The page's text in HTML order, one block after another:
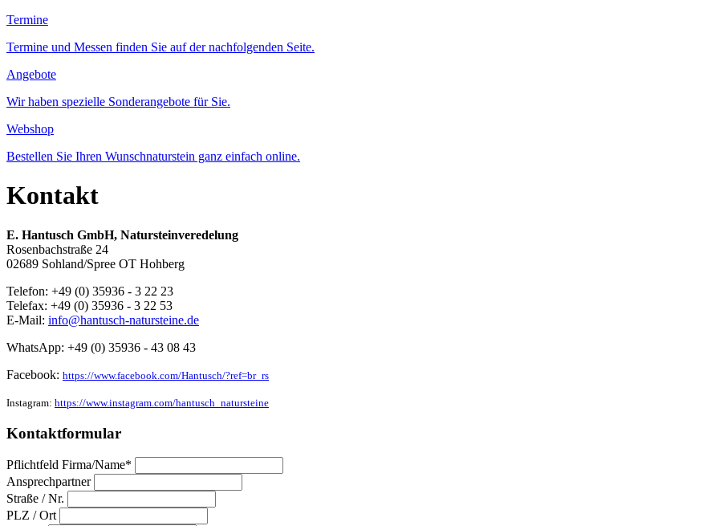
Termine
Termine und Messen finden Sie auf der nachfolgenden Seite.
Angebote
Wir haben spezielle Sonderangebote für Sie.
Webshop
Bestellen Sie Ihren Wunschnaturstein ganz einfach online.
Kontakt
E. Hantusch GmbH, Natursteinveredelung
Rosenbachstraße 24
02689 Sohland/Spree OT Hohberg
Telefon: +49 (0) 35936 - 3 22 23
Telefax: +49 (0) 35936 - 3 22 53
E-Mail: info@hantusch-natursteine.de
WhatsApp: +49 (0) 35936 - 43 08 43
Facebook: https://www.facebook.com/Hantusch/?ref=br_rs
Instagram: https://www.instagram.com/hantusch_natursteine
Kontaktformular
Pflichtfeld Firma/Name*
Ansprechpartner
Straße / Nr.
PLZ / Ort